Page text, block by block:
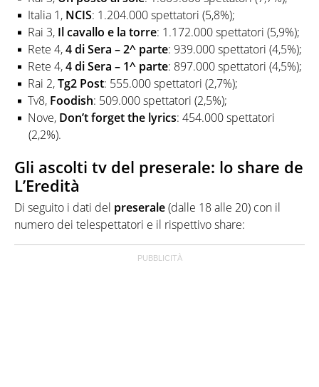
Italia 1, NCIS: 1.204.000 spettatori (5,8%);
Rai 3, Il cavallo e la torre: 1.172.000 spettatori (5,9%);
Rete 4,4 di Sera – 2^ parte: 939.000 spettatori (4,5%);
Rete 4,4 di Sera – 1^ parte: 897.000 spettatori (4,5%);
Rai 2,Tg2 Post: 555.000 spettatori (2,7%);
Tv8, Foodish: 509.000 spettatori (2,5%);
Nove, Don’t forget the lyrics: 454.000 spettatori
(2,2%).
Gli ascolti tv del preserale: lo share de
L’Eredità
Di seguito i dati del preserale(dalle 18 alle 20) con il
numero dei telespettatori e il rispettivo share: